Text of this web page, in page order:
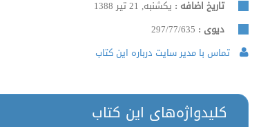
تاریخ اضافه : یکشنبه, 21 تیر 1388
دیوی : 297/77/635
تماس با مدیر سایت درباره این کتاب
کلیدواژه‌های این کتاب